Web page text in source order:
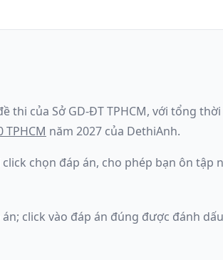
thi của Sở GD-ĐT TPHCM, với tổng
TPHCM năm 2027 của DethiAnh.
chọn đáp án, cho phép bạn ôn tập
; click vào đáp án đúng được đánh dấu